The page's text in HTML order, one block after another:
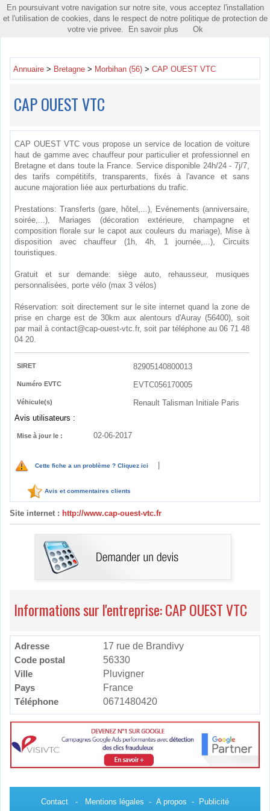
Toggle
Annuaire > Bretagne > Morbihan (56) > CAP OUEST VTC
CAP OUEST VTC
CAP OUEST VTC vous propose un service de location de voiture
haut de gamme avec chauffeur pour particulier et professionnel en
Bretagne et dans toute la France. Service disponible 24h/24 - 7j/7,
des tarifs compétitifs, transparents, fixés à l'avance et sans
aucune majoration liée aux perturbations du trafic.
Prestations: Transferts (gare, hôtel,...), Evénements (anniversaire,
soirée,...), Mariages (décoration extérieure, champagne et
composition florale sur le capot aux couleurs du mariage), Mise à
disposition avec chauffeur (1h, 4h, 1 journée,...), Circuits
touristiques.
Gratuit et sur demande: siège auto, rehausseur, musiques
personnalisées, porte vélo (max 3 vélos)
Réservation: soit directement sur le site internet quand la zone de
prise en charge est de 30km aux alentours d'Auray (56400), soit
par mail à contact@cap-ouest-vtc.fr, soit par téléphone au 06 71 48
04 20.
SIRET 82905140800013
Numéro EVTC EVTC056170005
Véhicule(s)
Renault Talisman Initiale Paris
Avis utilisateurs :
Mise à jour le : 02-06-2017
Cette fiche a un problème ? Cliquez ici
Avis et commentaires clients
Site internet : http://www.cap-ouest-vtc.fr
Informations sur l'entreprise: CAP OUEST VTC
Adresse
17 rue de Brandivy
Code postal
56330
Ville
Pluvigner
Pays
France
Téléphone
0671480420
Contact - Mentions légales - A propos - Publicité
En poursuivant votre navigation sur notre site, vous acceptez l'installation
et l'utilisation de cookies, dans le respect de notre politique de protection de
votre vie privee.
En savoir plus Ok